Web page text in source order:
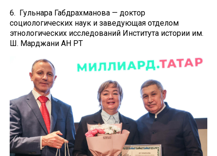
6. Гульнара Габдрахманова — доктор
социологических наук и заведующая отделом
этнологических исследований Института истории им.
Ш. Марджани АН РТ